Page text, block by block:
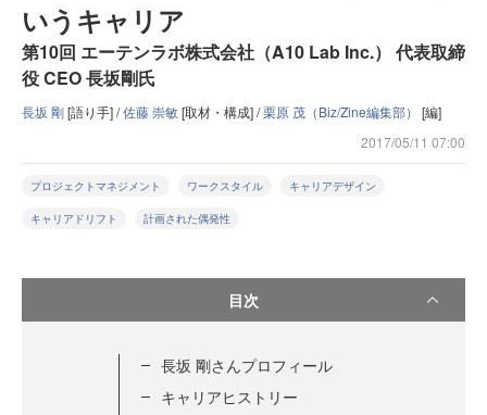
いうキャリア
第10回 エーテンラボ株式会社（A10 Lab Inc.） 代表取締
役 CEO 長坂剛氏
長坂 剛[語り手] /佐藤 崇敏[取材・構成] /栗原 茂（Biz/Zine編集部） [編]
2017/05/11 07:00
プロジェクトマネジメント ワークスタイル キャリアデザイン
キャリアドリフト 計画された偶発性
目次
長坂 剛さんプロフィール
キャリアヒストリー